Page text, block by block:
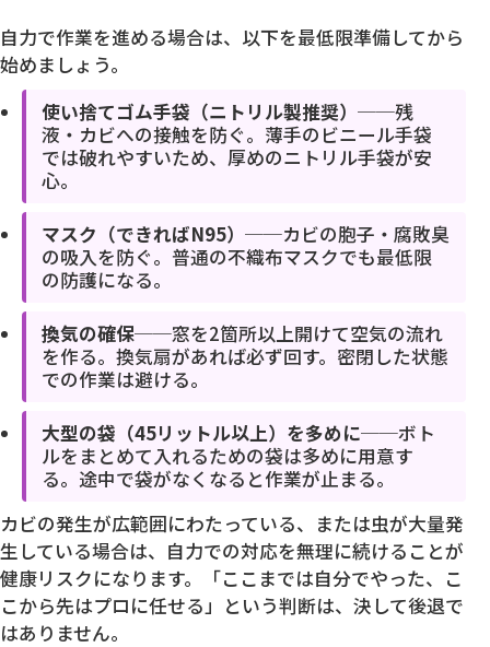
自力で作業を進める場合は、以下を最低限準備してから
始めましょう。
使い捨てゴム手袋（ニトリル製推奨） ──残
液・カビへの接触を防ぐ。薄手のビニール手袋
では破れやすいため、厚めのニトリル手袋が安
心。
マスク（できればN95） ──カビの胞子・腐敗臭
の吸入を防ぐ。普通の不織布マスクでも最低限
の防護になる。
換気の確保──窓を2箇所以上開けて空気の流れ
を作る。換気扇があれば必ず回す。密閉した状態
での作業は避ける。
大型の袋（45リットル以上）を多めに──ボト
ルをまとめて入れるための袋は多めに用意す
る。途中で袋がなくなると作業が止まる。
カビの発生が広範囲にわたっている、または虫が大量発
生している場合は、自力での対応を無理に続けることが
健康リスクになります。「ここまでは自分でやった、こ
こから先はプロに任せる」という判断は、決して後退で
はありません。